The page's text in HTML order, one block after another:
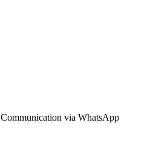
Communication via WhatsApp